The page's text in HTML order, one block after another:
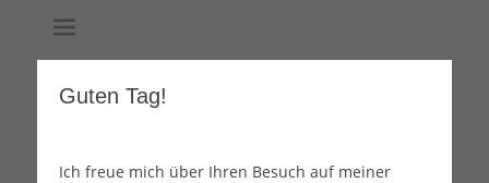
Sachverständiger für Schäden an Gebäuden
Guten Tag!
Ich freue mich über Ihren Besuch auf meiner